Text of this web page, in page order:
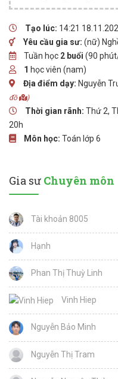
Tạo lúc: 14:21
Yêu cầu gia sư: (nữ)
Tuần học 2 buổi (90
1 học viên (nam)
Địa điểm dạy: Nguyễn
đồ
)
Thời gian rãnh: Thứ 2,
20h
Môn học: Toán lớp 6
Gia sư Chuyên môn
Tài khoản 8005
Hạnh
Phan Thị Thuỳ Linh
Vinh Hiep
Nguyễn Bảo Minh
Nguyễn Thị Tram